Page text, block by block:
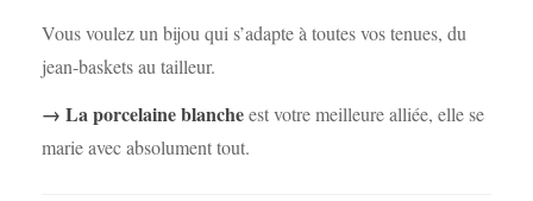
Vous voulez un bijou qui s’adapte à toutes vos tenues, du
jean-baskets au tailleur.
→ La porcelaine blancheest votre meilleure alliée, elle se
marie avec absolument tout.